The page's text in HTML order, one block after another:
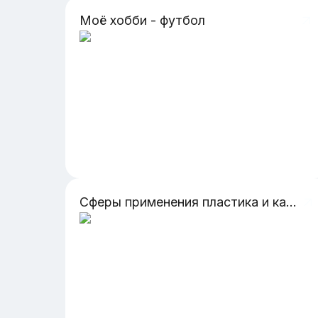
Моё хобби - футбол
Сферы применения пластика и каучука